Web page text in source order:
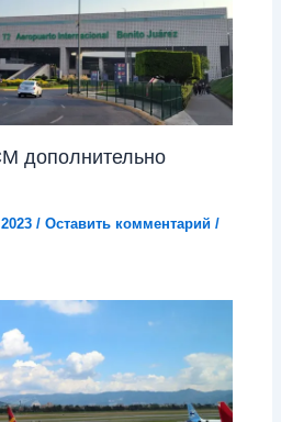
дополнительно
/Оставить комментарий /